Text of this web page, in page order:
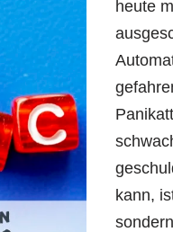
heute
kann,